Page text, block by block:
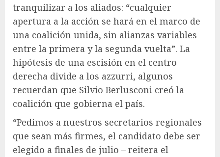
tranquilizar a los aliados: “cualquier
apertura a la acción se hará en el marco de
una coalición unida, sin alianzas variables
entre la primera y la segunda vuelta”. La
hipótesis de una escisión en el centro
derecha divide a los azzurri, algunos
recuerdan que Silvio Berlusconi creó la
coalición que gobierna el país.
“Pedimos a nuestros secretarios regionales
que sean más firmes, el candidato debe ser
elegido a finales de julio – reitera el